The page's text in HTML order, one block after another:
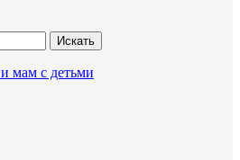
Искать